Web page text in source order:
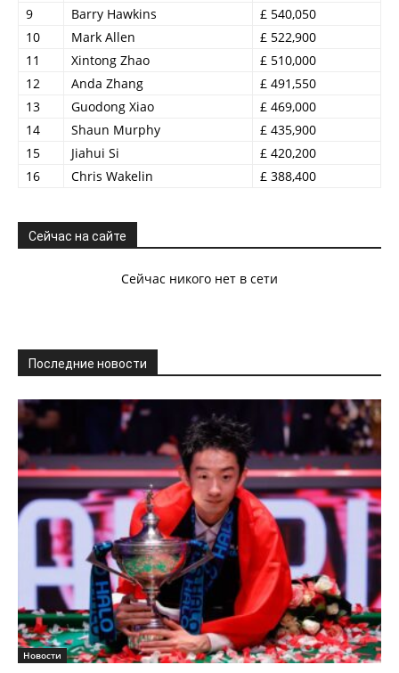
9
Barry Hawkins
£ 540,050
10
Mark Allen
£ 522,900
11
Xintong Zhao
£ 510,000
12
Anda Zhang
£ 491,550
13
Guodong Xiao
£ 469,000
14
Shaun Murphy
£ 435,900
15
Jiahui Si
£ 420,200
16
Chris Wakelin £ 388,400
Сейчас на сайте
Сейчас никого нет в сети
Последние новости
Новости